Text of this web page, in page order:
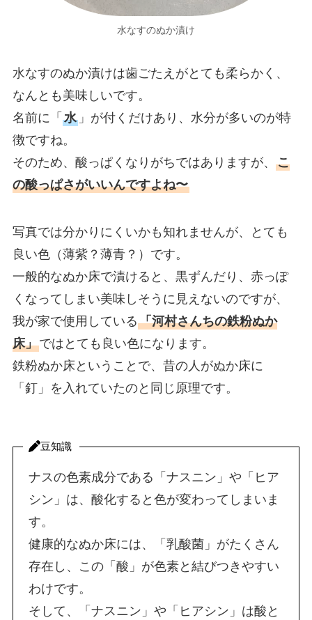
水なすのぬか漬け
水なすのぬか漬けは歯ごたえがとても柔らかく、
なんとも美味しいです。
名前に「 水」が付くだけあり、水分が多いのが特
徴ですね。
そのため、酸っぱくなりがちではありますが、 こ
の酸っぱさがいいんですよね〜
写真では分かりにくいかも知れませんが、とても
良い色（薄紫？薄青？）です。
一般的なぬか床で漬けると、黒ずんだり、赤っぽ
くなってしまい美味しそうに見えないのですが、
我が家で使用している「河村さんちの鉄粉ぬか
床」ではとても良い色になります。
鉄粉ぬか床ということで、昔の人がぬか床に
「釘」を入れていたのと同じ原理です。
豆知識
ナスの色素成分である「ナスニン」や「ヒア
シン」は、酸化すると色が変わってしまいま
す。
健康的なぬか床には、「乳酸菌」がたくさん
存在し、この「酸」が色素と結びつきやすい
わけです。
そして、「ナスニン」や「ヒアシン」は酸と